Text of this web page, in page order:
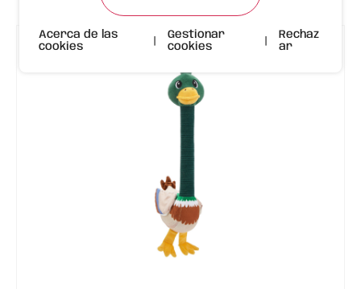
Acerca de las
cookies
Gestionar
cookies
Rechaz
ar